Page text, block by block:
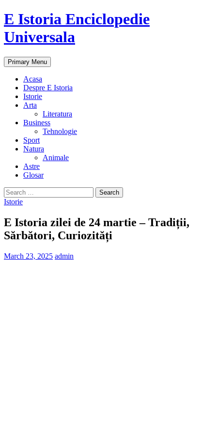
E Istoria Enciclopedie
Universala
Search
Primary Menu Skip
to
Acasa
Despre E Istoria
Istorie
Arta
Literatura
Business
Tehnologie
Sport
Natura
Animale
Astre
Glosar
Search
for:
Istorie
E Istoria zilei de 24 martie – Tradiții,
Sărbători, Curiozități
March 23, 2025 admin